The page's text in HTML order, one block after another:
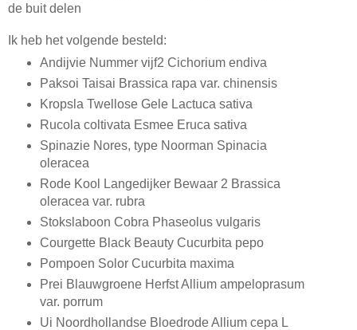
de buit delen
Ik heb het volgende besteld:
Andijvie Nummer vijf2 Cichorium endiva
Paksoi Taisai Brassica rapa var. chinensis
Kropsla Twellose Gele Lactuca sativa
Rucola coltivata Esmee Eruca sativa
Spinazie Nores, type Noorman Spinacia
oleracea
Rode Kool Langedijker Bewaar 2 Brassica
oleracea var. rubra
Stokslaboon Cobra Phaseolus vulgaris
Courgette Black Beauty Cucurbita pepo
Pompoen Solor Cucurbita maxima
Prei Blauwgroene Herfst Allium ampeloprasum
var. porrum
Ui Noordhollandse Bloedrode Allium cepa L